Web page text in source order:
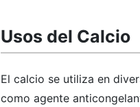
Usos del Calcio
El calcio se utiliza en
como agente